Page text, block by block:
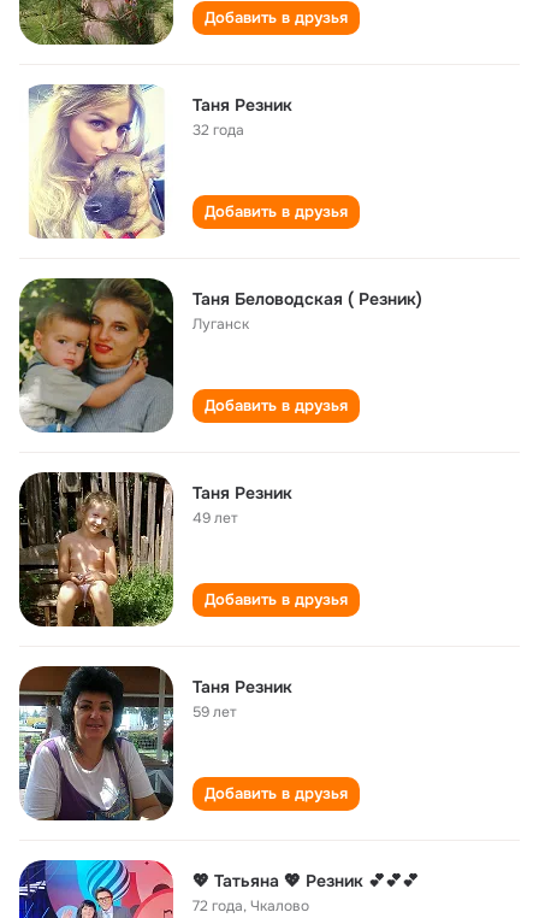
Добавить в друзья
Таня Резник
32 года
Добавить в друзья
Таня Беловодская ( Резник)
Луганск
Добавить в друзья
Таня Резник
49 лет
Добавить в друзья
Таня Резник
59 лет
Добавить в друзья
💖 Татьяна 💖 Резник 💕💕💕
72 года,Чкалово